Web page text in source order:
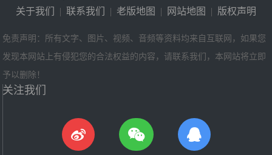
关于我们 | 联系我们 | 老版地图 | 网站地图 | 版权声明
免责声明：所有文字、图片、视频、音频等资料均来自互联网，如果您
发现本网站上有侵犯您的合法权益的内容，请联系我们，本网站将立即
予以删除！
关注我们